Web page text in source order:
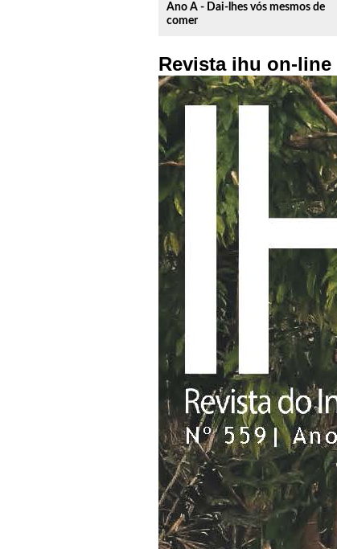
Ano A - Dai-lhes vós mesmos de
comer
Revista ihu on-line